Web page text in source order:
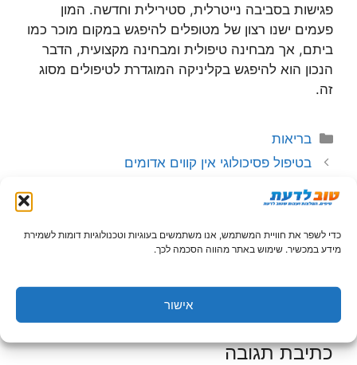
כדי לשפר את חוויית המשתמש, אנו משתמשים בעוגיות וטכנולוגיות דומות לשמירת
מידע במכשיר. שימוש באתר מהווה הסכמה לכך.
אישור
פגישות בסביבה נייטרלית, סטירילית וחדשה. המון
פעמים ישנו רצון של מטופלים להיפגש במקום מוכר כמו
ביתם, אך מבחינה טיפולית ומבחינה מקצועית, הדבר
הנכון הוא להיפגש בקליניקה המוגדרת לטיפולים מסוג
זה.
קטגוריות
בריאות
בטיפול פסיכולוגי אין קווים אדומים
במקרים אקוטים, כדאי להיפגש פעמיים בשבוע עם
הפסיכולוג
קראו עודבתנאי השימוש.
כתיבת תגובה